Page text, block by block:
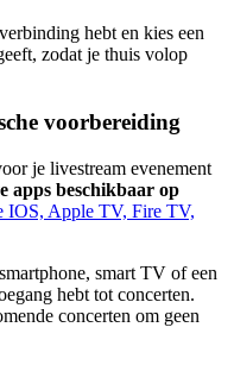
hebt en kies een
zodat je thuis volop
voorbereiding
je livestream evenement
apps beschikbaar op
IOS, Apple TV, Fire TV,
smart TV of een
hebt tot concerten.
concerten om geen